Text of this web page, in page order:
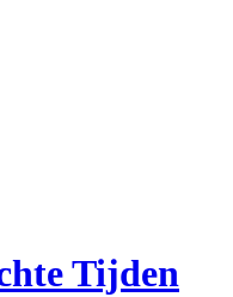
Tijden